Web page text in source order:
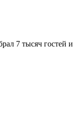
7 тысяч гостей и